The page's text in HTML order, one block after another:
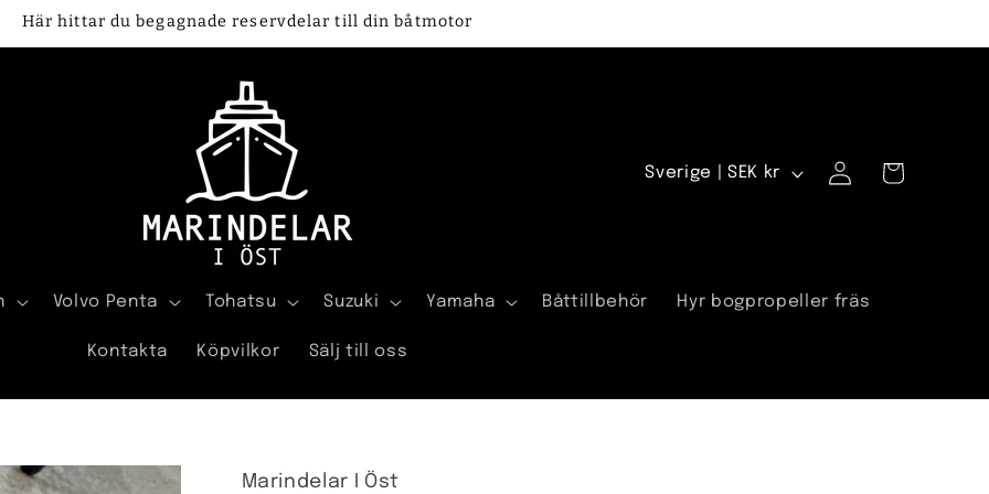
Här hittar du begagnade reservdelar till din båtmotor
Volvo Penta Tohatsu Suzuki Yamaha Båttillbehör Hyr bogpropeller fräs
Kontakta Köpvilkor Sälj till oss
L
/
e
Sverige | SEK kr
Logga
Varukorg
Marindelar I Öst